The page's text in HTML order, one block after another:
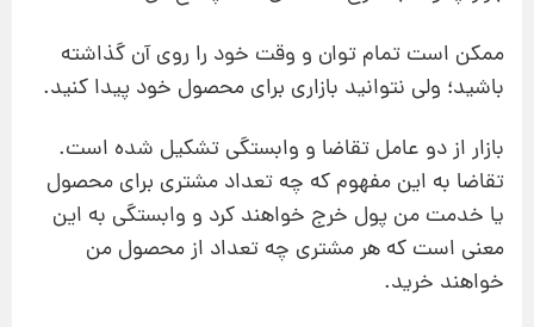
ممکن است تمام توان و وقت خود را روی آن گذاشته
باشید؛ ولی نتوانید بازاری برای محصول خود پیدا کنید.
بازار از دو عامل تقاضا و وابستگی تشکیل شده است.
تقاضا به این مفهوم که چه تعداد مشتری برای محصول
یا خدمت من پول خرج خواهند کرد و وابستگی به این
معنی است که هر مشتری چه تعداد از محصول من
خواهند خرید.